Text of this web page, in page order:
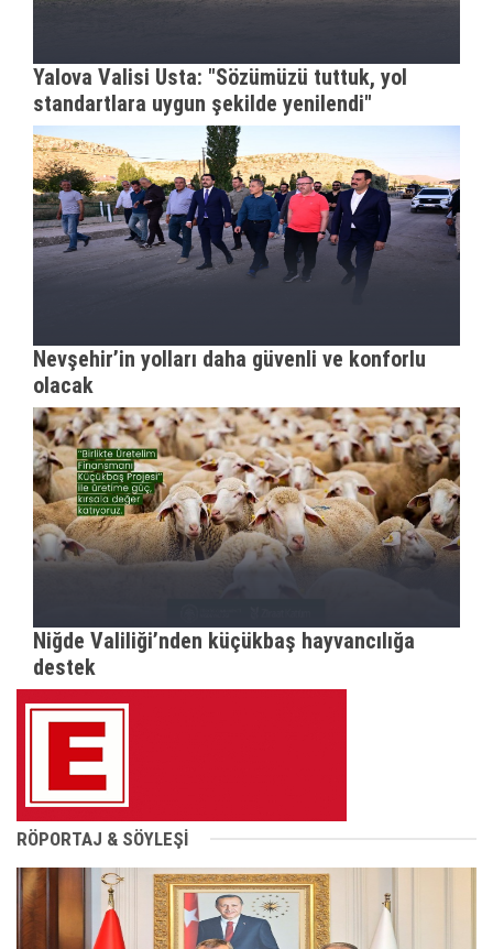
Yalova Valisi Usta: "Sözümüzü tuttuk, yol
standartlara uygun şekilde yenilendi"
Nevşehir’in yolları daha güvenli ve konforlu
olacak
Niğde Valiliği’nden küçükbaş hayvancılığa
destek
RÖPORTAJ & SÖYLEŞİ